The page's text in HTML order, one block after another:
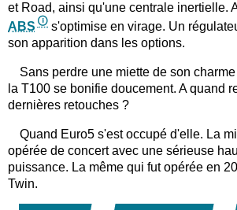
et Road, ainsi qu'une centrale inertielle.
ABS
s'optimise en virage. Un
son apparition dans les options.
Sans perdre une miette de son
la T100 se bonifie doucement. A quand
dernières retouches ?
Quand Euro5 s'est occupé d'elle. La
opérée de concert avec une sérieuse
puissance. La même qui fut opérée en
Twin.